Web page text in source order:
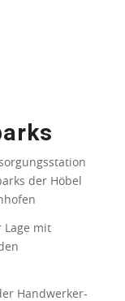
Lage mit
Handwerker-